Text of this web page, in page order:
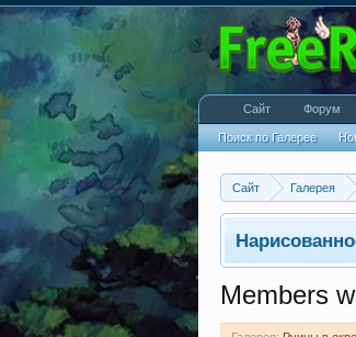
Сайт Галерея
Members
Сайт Форум
Поиск по Галерее